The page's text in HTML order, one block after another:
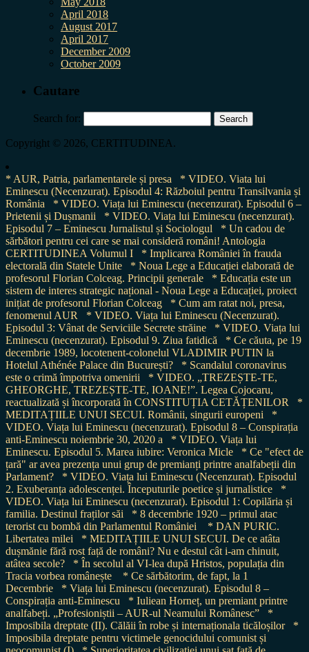
April 2018
August 2017
April 2017
December 2009
October 2009
Cautare
Search for:
Copyright © 2026, CERTITUDINEA.
* AUR, Patria, parlamentarele și presa
* VIDEO. Viata lui
Eminescu (Necenzurat). Episodul 4: Războiul pentru Transilvania și
România
* VIDEO. Viața lui Eminescu (necenzurat). Episodul 6 –
Prietenii și Dușmanii
* VIDEO. Viața lui Eminescu (necenzurat).
Episodul 7 – Eminescu Jurnalistul și Sociologul
* Un cadou de
sărbători pentru cei care se mai consideră români! Antologia
CERTITUDINEA Volumul I
* Implicarea României în frauda
electorală din Statele Unite
* Noua Lege a Educației elaborată de
profesorul Florian Colceag. Principii generale
* Educația este un
sistem de interes strategic național - Noua Lege a Educației, proiect
inițiat de profesorul Florian Colceag
* Cum am ratat noi, presa,
fenomenul AUR
* VIDEO. Viața lui Eminescu (Necenzurat).
Episodul 3: Vânat de Serviciile Secrete străine
* VIDEO. Viața lui
Eminescu (necenzurat). Episodul 9. Ziua fatidică
* Ce căuta, pe 19
decembrie 1989, locotenent-colonelul VLADIMIR PUTIN la
Hotelul Athénée Palace din București?
* Scandalul coronavirus
este o crimă împotriva omenirii
* VIDEO. „TREZEȘTE-TE,
GHEORGHE, TREZEȘTE-TE, IOANE!”. Legea Cojocaru,
reactualizată și încorporată în CONSTITUȚIA CETĂȚENILOR
*
MEDITAȚIILE UNUI SECUI. Românii, singurii europeni
*
VIDEO. Viața lui Eminescu (necenzurat). Episodul 8 – Conspirația
anti-Eminescu noiembrie 30, 2020 a
* VIDEO. Viața lui
Eminescu. Episodul 5. Marea iubire: Veronica Micle
* Ce "efect de
țară" ar avea prezența unui grup de premianți printre analfabeții din
Parlament?
* VIDEO. Viața lui Eminescu (Necenzurat). Episodul
2. Exuberanța adolescenței. Începuturile poetice și jurnalistice
*
VIDEO. Viața lui Eminescu (necenzurat). Episodul 1: Copilăria și
familia. Destinul fraților săi
* 8 decembrie 1920 – primul atac
terorist cu bombă din Parlamentul României
* DAN PURIC.
Libertatea milei
* MEDITAȚIILE UNUI SECUI. De ce atâta
dușmănie fără rost față de români? Nu e destul cât i-am chinuit,
atâtea secole?
* În secolul al VI-lea după Hristos, populația din
Tracia vorbea românește
* Ce sărbătorim, de fapt, la 1
Decembrie
* Viața lui Eminescu (necenzurat). Episodul 8 –
Conspirația anti-Eminescu
* Iuliean Horneț, un premiant printre
analfabeți. „Profesioniștii – AUR-ul Neamului Românesc”
*
Imposibila dreptate (II). Călăii în robe și internaționala ticăloșilor
*
Imposibila dreptate pentru victimele genocidului comunist și